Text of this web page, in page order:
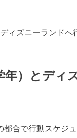
ィズニーランドへ
年）とディ
合で行動スケジ